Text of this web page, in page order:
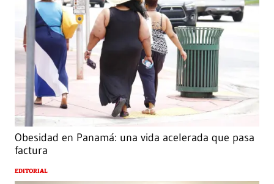
Obesidad en Panamá: una vida acelerada que pasa
factura
EDITORIAL